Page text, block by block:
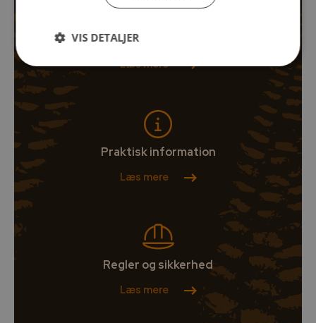
Overnatning i parken
Læs mere
Praktisk information
Læs mere
Regler og sikkerhed
Læs mere
VIS DETALJER